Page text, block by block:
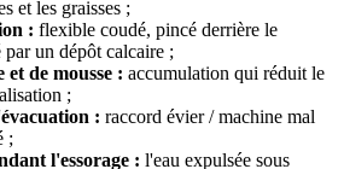
et les graisses ;
: flexible coudé, pincé derrière le
un dépôt calcaire ;
et de mousse : accumulation qui réduit le
;
: raccord évier / machine mal
;
l'essorage : l'eau expulsée sous